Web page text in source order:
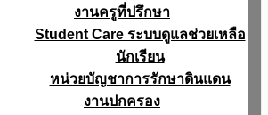
งานครูที่ปรึกษา
Student Care ระบบดูแลช่วยเหลือ
นักเรียน
หน่วยบัญชาการรักษาดินแดน
งานปกครอง